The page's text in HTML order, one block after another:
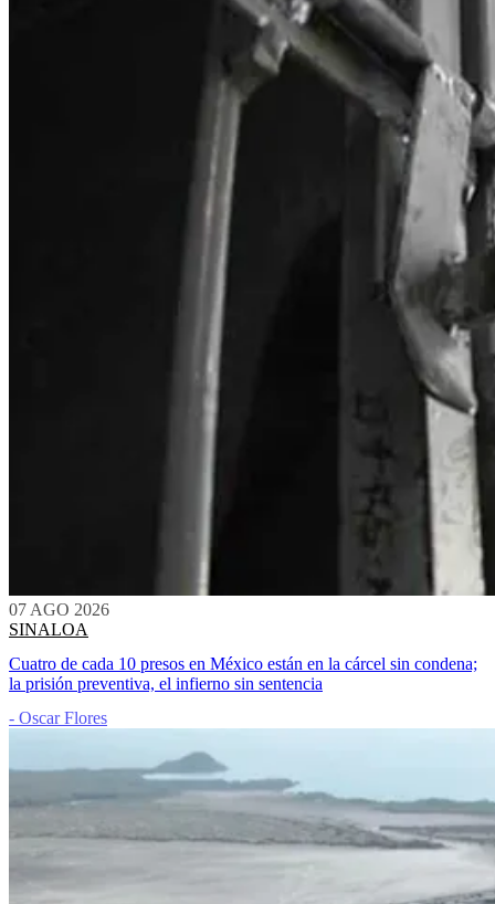
07 AGO 2026
SINALOA
Cuatro de cada 10 presos en México están en la cárcel sin condena;
la prisión preventiva, el infierno sin sentencia
- Oscar Flores